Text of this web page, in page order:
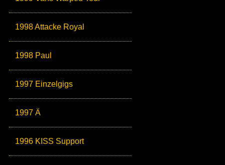
1998 Attacke Royal
1998 Paul
1997 Einzelgigs
1997 Ä
1996 KISS Support